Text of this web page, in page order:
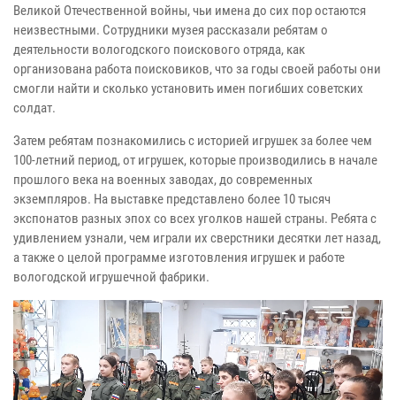
Великой Отечественной войны, чьи имена до сих пор остаются
неизвестными. Сотрудники музея рассказали ребятам о
деятельности вологодского поискового отряда, как
организована работа поисковиков, что за годы своей работы они
смогли найти и сколько установить имен погибших советских
солдат.
Затем ребятам познакомились с историей игрушек за более чем
100-летний период, от игрушек, которые производились в начале
прошлого века на военных заводах, до современных
экземпляров. На выставке представлено более 10 тысяч
экспонатов разных эпох со всех уголков нашей страны. Ребята с
удивлением узнали, чем играли их сверстники десятки лет назад,
а также о целой программе изготовления игрушек и работе
вологодской игрушечной фабрики.